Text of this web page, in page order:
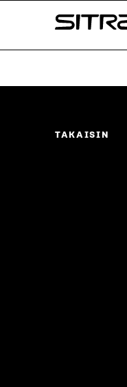
↓
Sitra
TAKAISIN